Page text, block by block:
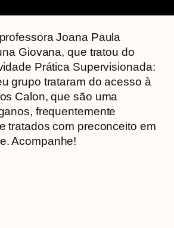
Joana Paula
Giovana, que tratou do
Prática Supervisionada:
grupo trataram do acesso à
Calon, que são uma
frequentemente
tratados com preconceito em
Acompanhe!